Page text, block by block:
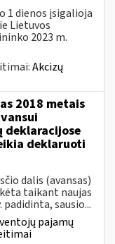
1 dienos įsigalioja
Lietuvos
2023 m.
Akcizų
2018 metais
deklaracijose
deklaruoti
dalis (avansas)
taikant naujas
sausio...
pajamų